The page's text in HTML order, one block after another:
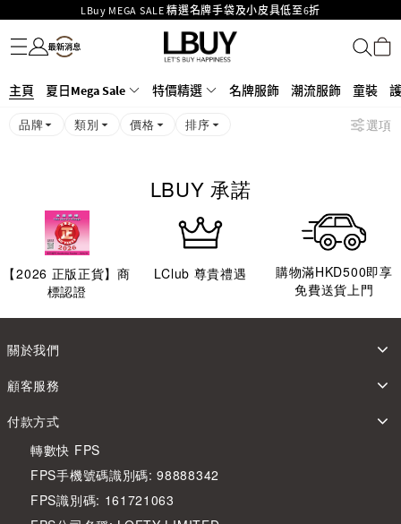
LBuy MEGA SALE 精選名牌手袋及小皮具低至6折
Goyard Hobo / Hobo Mini人氣限量特別版限時原價低至75折!
LBuy呈獻 - Hermès 及 Chanel 手袋及首飾原價低至6折，立即入手!
426號舖！
MOKO 1樓175號鋪旗艦店特設名牌Hermès、CHANEL及LV專區！
購物滿HKD500即享免運費！
名牌服飾
潮流服飾
童裝
護膚美妝
香水香薰
個人護理
母嬰護理
遊戲及精品玩具
文儀用品
家居生活
電子產品
美食
醫藥保健
運動與戶外用品
主頁 夏日Mega Sale 特價精選 名牌服飾 潮流服飾 童裝
品牌 類別 價格 排序 選項
LBUY 承諾
【2026 正版正貨】商
標認證
LClub 尊貴禮遇
購物滿HKD500即享
免費送貨上門
關於我們
顧客服務
付款方式
轉數快 FPS
FPS手機號碼識別碼: 98888342
FPS識別碼: 161721063